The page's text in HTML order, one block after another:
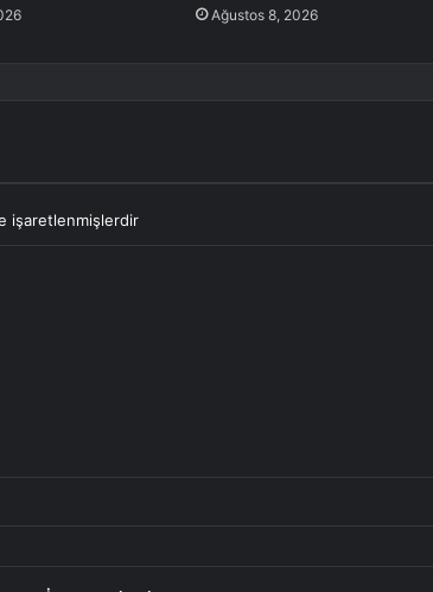
Ağustos 8, 2026
işaretlenmişlerdir